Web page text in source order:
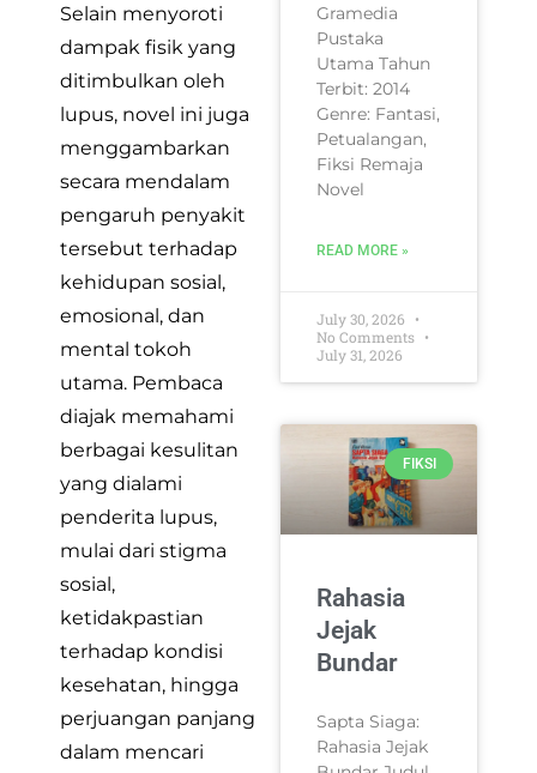
Selain menyoroti
dampak fisik yang
ditimbulkan oleh
lupus, novel ini juga
menggambarkan
secara mendalam
pengaruh penyakit
tersebut terhadap
kehidupan sosial,
emosional, dan
mental tokoh
utama. Pembaca
diajak memahami
berbagai kesulitan
yang dialami
penderita lupus,
mulai dari stigma
sosial,
ketidakpastian
terhadap kondisi
kesehatan, hingga
perjuangan panjang
dalam mencari
Gramedia
Pustaka
Utama Tahun
Terbit: 2014
Genre: Fantasi,
Petualangan,
Fiksi Remaja
Novel
READ MORE »
July 30, 2026
No Comments
July 31, 2026
FIKSI
Rahasia
Jejak
Bundar
Sapta Siaga:
Rahasia Jejak